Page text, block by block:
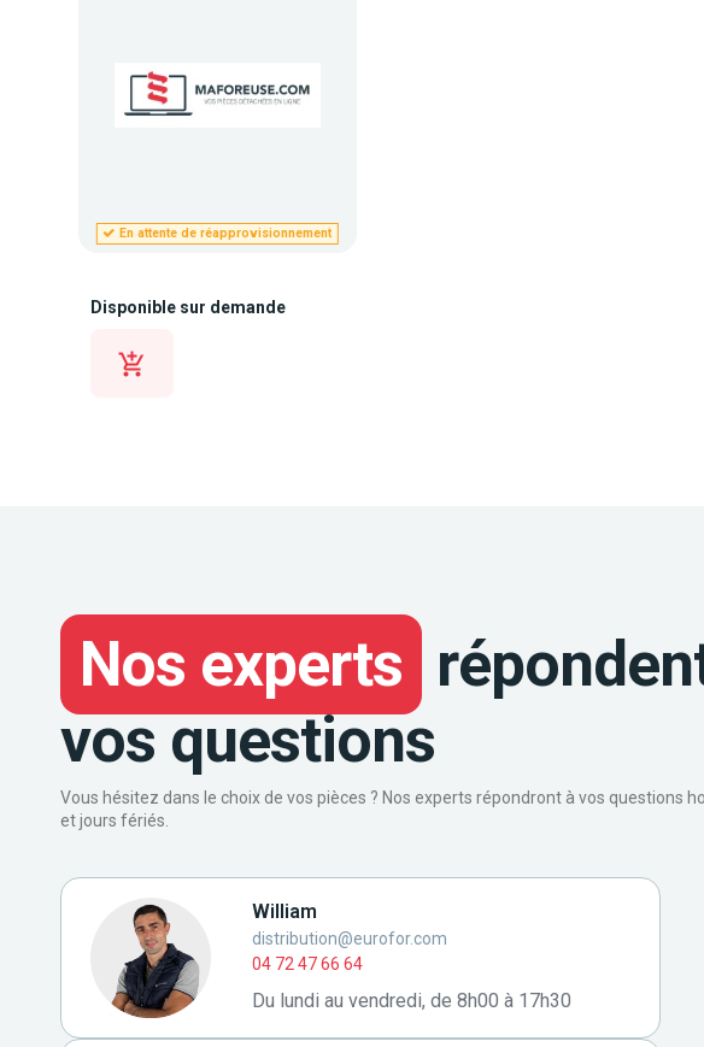
En attente de réapprovisionnement
Disponible sur demande
Nos experts
vos questions
Vous hésitez dans le choix de vos pièces ? Nos experts répondront à vos questions
et jours fériés.
William
distribution@eurofor.com
04 72 47 66 64
Du lundi au vendredi, de 8h00 à 17h30